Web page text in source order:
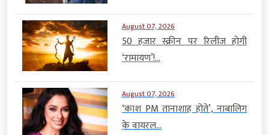
August 07, 2026
50 हजार स्क्रीन पर रिलीज होगी
‘रामायण’!...
August 07, 2026
‘काश PM तानाशाह होते’, नाबालिग
के वायरल...